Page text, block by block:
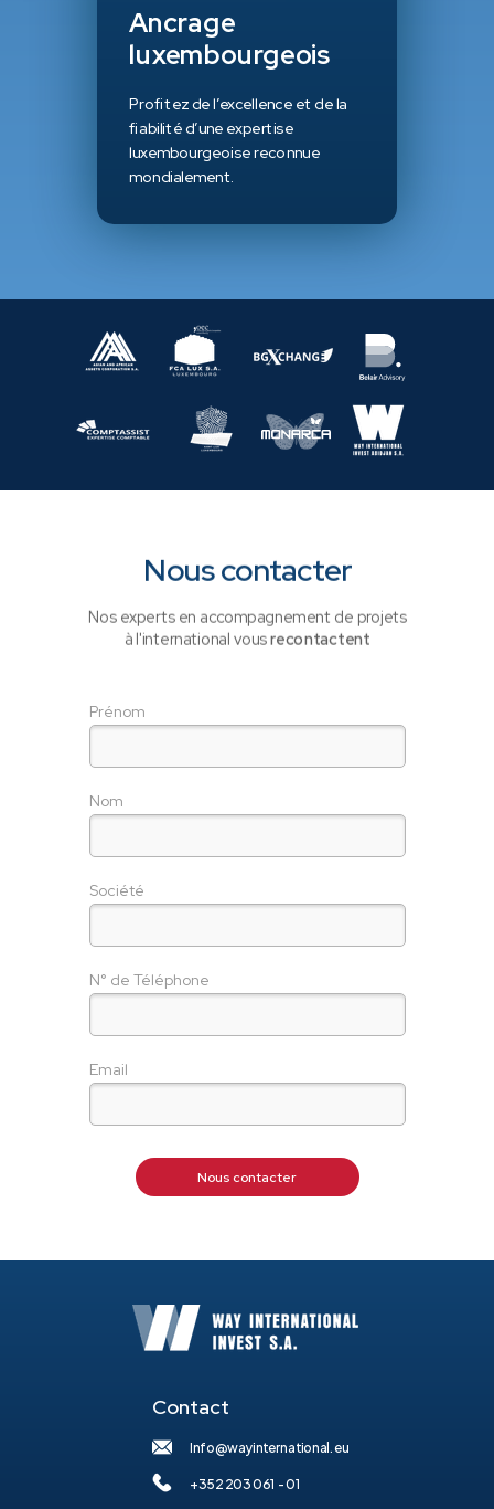
Prénom
Nom
Société
N° de Téléphone
Email
Nous contacter
Nous contacter
Nos experts en accompagnement de projets
à l'international vousrecontactent
Contact
Info@wayinternational.eu
+352 203 061 - 01
Ancrage
luxembourgeois
Profitez de l’excellence et de la
fiabilité d’une expertise
luxembourgeoise reconnue
mondialement.